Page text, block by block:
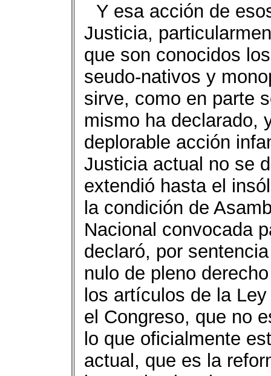
Y esa acción de
Justicia,
que son conocidos
seudo-nativos y
sirve, como en parte
mismo ha declarado,
deplorable acción
Justicia actual no se
extendió hasta el
la condición de
Nacional convocada
declaró, por
nulo de pleno
los artículos de la
el Congreso, que no
lo que oficialmente
actual, que es la